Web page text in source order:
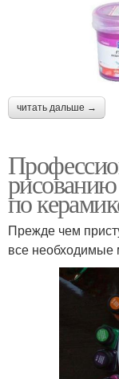
читать дальше →
по
Прежде чем
все необходимые